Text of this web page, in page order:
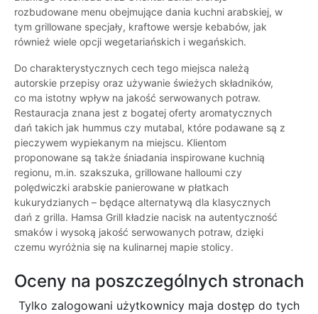
rozbudowane menu obejmujące dania kuchni arabskiej, w
tym grillowane specjały, kraftowe wersje kebabów, jak
również wiele opcji wegetariańskich i wegańskich.
Do charakterystycznych cech tego miejsca należą
autorskie przepisy oraz używanie świeżych składników,
co ma istotny wpływ na jakość serwowanych potraw.
Restauracja znana jest z bogatej oferty aromatycznych
dań takich jak hummus czy mutabal, które podawane są z
pieczywem wypiekanym na miejscu. Klientom
proponowane są także śniadania inspirowane kuchnią
regionu, m.in. szakszuka, grillowane halloumi czy
polędwiczki arabskie panierowane w płatkach
kukurydzianych – będące alternatywą dla klasycznych
dań z grilla. Hamsa Grill kładzie nacisk na autentyczność
smaków i wysoką jakość serwowanych potraw, dzięki
czemu wyróżnia się na kulinarnej mapie stolicy.
Oceny na poszczególnych stronach
Tylko zalogowani użytkownicy maja dostęp do tych